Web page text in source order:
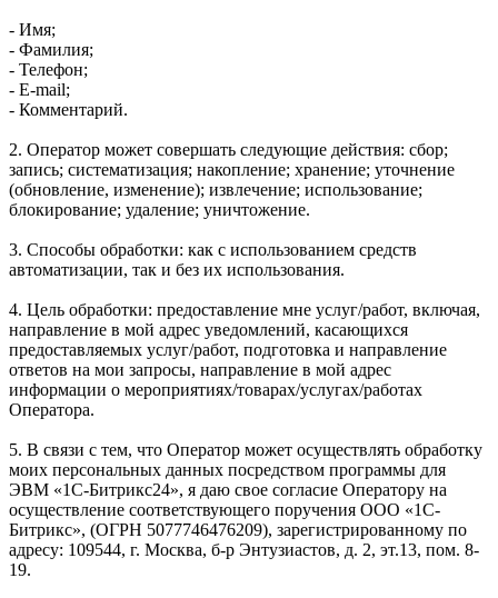
- Имя;
- Фамилия;
- Телефон;
- E-mail;
- Комментарий.
2. Оператор может совершать следующие действия: сбор;
запись; систематизация; накопление; хранение; уточнение
(обновление, изменение); извлечение; использование;
блокирование; удаление; уничтожение.
3. Способы обработки: как с использованием средств
автоматизации, так и без их использования.
4. Цель обработки: предоставление мне услуг/работ, включая,
направление в мой адрес уведомлений, касающихся
предоставляемых услуг/работ, подготовка и направление
ответов на мои запросы, направление в мой адрес
информации о мероприятиях/товарах/услугах/работах
Оператора.
5. В связи с тем, что Оператор может осуществлять обработку
моих персональных данных посредством программы для
ЭВМ «1С-Битрикс24», я даю свое согласие Оператору на
осуществление соответствующего поручения ООО «1С-
Битрикс», (ОГРН 5077746476209), зарегистрированному по
адресу: 109544, г. Москва, б-р Энтузиастов, д. 2, эт.13, пом. 8-
19.